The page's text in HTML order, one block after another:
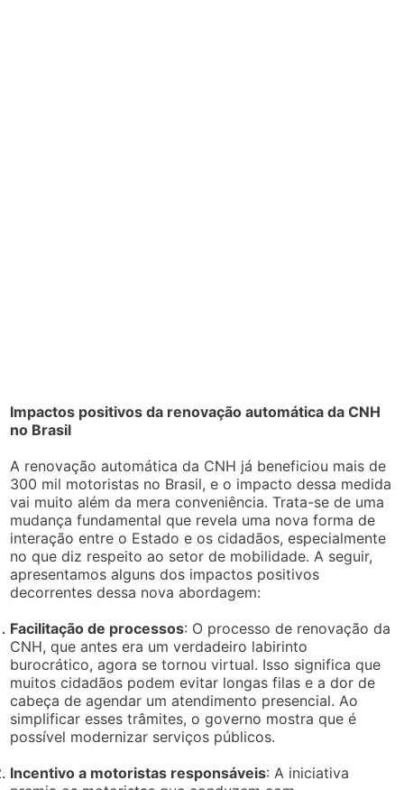
Impactos positivos da renovação automática da CNH
no Brasil
A renovação automática da CNH já beneficiou mais de
300 mil motoristas no Brasil, e o impacto dessa medida
vai muito além da mera conveniência. Trata-se de uma
mudança fundamental que revela uma nova forma de
interação entre o Estado e os cidadãos, especialmente
no que diz respeito ao setor de mobilidade. A seguir,
apresentamos alguns dos impactos positivos
decorrentes dessa nova abordagem:
Facilitação de processos: O processo de renovação da
CNH, que antes era um verdadeiro labirinto
burocrático, agora se tornou virtual. Isso significa que
muitos cidadãos podem evitar longas filas e a dor de
cabeça de agendar um atendimento presencial. Ao
simplificar esses trâmites, o governo mostra que é
possível modernizar serviços públicos.
Incentivo a motoristas responsáveis: A iniciativa